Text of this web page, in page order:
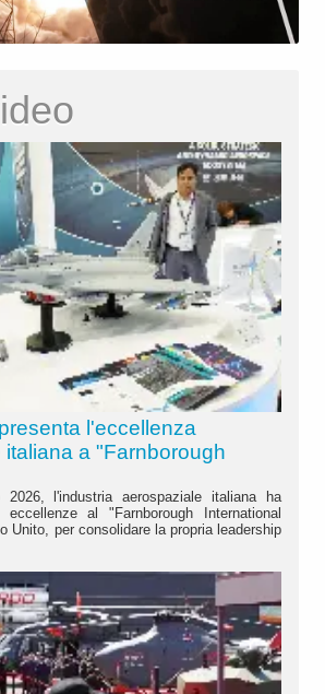
l'eccellenza
a "Farnborough
l'industria aerospaziale italiana ha
al "Farnborough International
Unito, per consolidare la propria leadership